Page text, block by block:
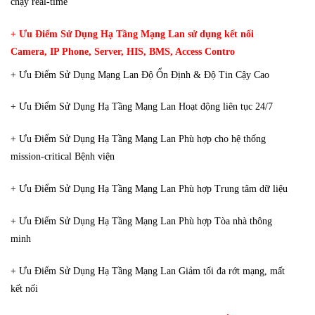
+ Ưu Điểm Sử Dụng Hạ Tầng Mạng Lan sử dụng kết nối
Camera, IP Phone, Server, HIS, BMS, Access Contro
+ Ưu Điểm Sử Dụng Mạng Lan Độ Ổn Định & Độ Tin Cậy Cao
+ Ưu Điểm Sử Dụng Hạ Tầng Mạng Lan Hoạt động liên tục 24/7
+ Ưu Điểm Sử Dụng Hạ Tầng Mạng Lan Phù hợp cho hệ thống
mission-critical Bệnh viện
+ Ưu Điểm Sử Dụng Hạ Tầng Mạng Lan Phù hợp Trung tâm dữ liệu
+ Ưu Điểm Sử Dụng Hạ Tầng Mạng Lan Phù hợp Tòa nhà thông
minh
+ Ưu Điểm Sử Dụng Hạ Tầng Mạng Lan Giảm tối đa rớt mạng, mất
kết nối